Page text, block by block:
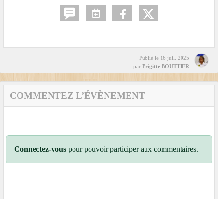
Publié le 16 juil. 2025
par Brigitte BOUTTIER
COMMENTEZ L’ÉVÈNEMENT
Connectez-vous pour pouvoir participer aux commentaires.